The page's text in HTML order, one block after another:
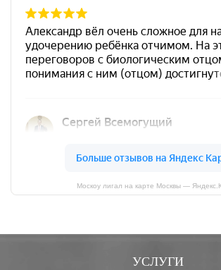
Москоу лигал на карте Москвы —
УСЛУГИ